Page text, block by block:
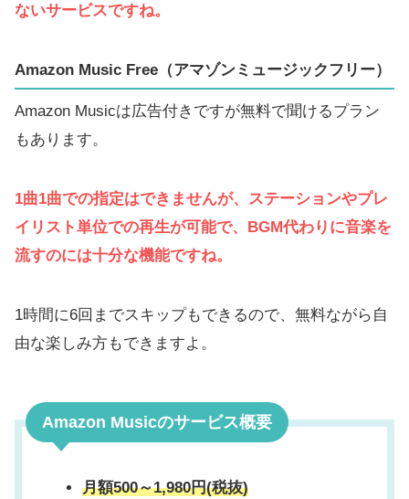
ないサービスですね。
Amazon Music Free（アマゾンミュージックフリー）
Amazon Musicは広告付きですが無料で聞けるプラン
もあります。
1曲1曲での指定はできませんが、ステーションやプレ
イリスト単位での再生が可能で、BGM代わりに音楽を
流すのには十分な機能ですね。
1時間に6回までスキップもできるので、無料ながら自
由な楽しみ方もできますよ。
Amazon Musicのサービス概要
月額500～1,980円(税抜)